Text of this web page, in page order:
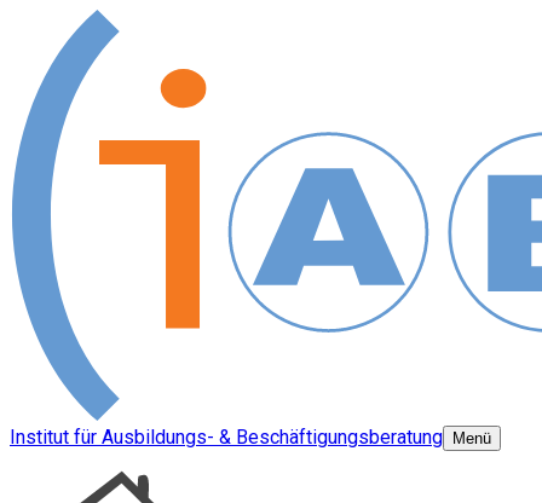
Institut für Ausbildungs- & Beschäftigungsberatung Menü